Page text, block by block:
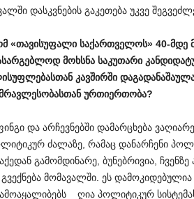
დასკვნების გაკეთება უკვე
«თავისუფალი საქართველოს» 40-მდე
მოხსნა საკუთარი
კავშირში
ურთიერთობა?
და არჩევნებში დამარცხება
ძალაზე, რამაც დანარჩენი
გამომდინარე, ბუნებრივია,
მომავალში. ეს დამოკიდებულია
_ ღია პოლიტიკურ